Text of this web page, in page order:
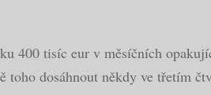
400 tisíc eur v měsíčních
toho dosáhnout někdy ve třetím